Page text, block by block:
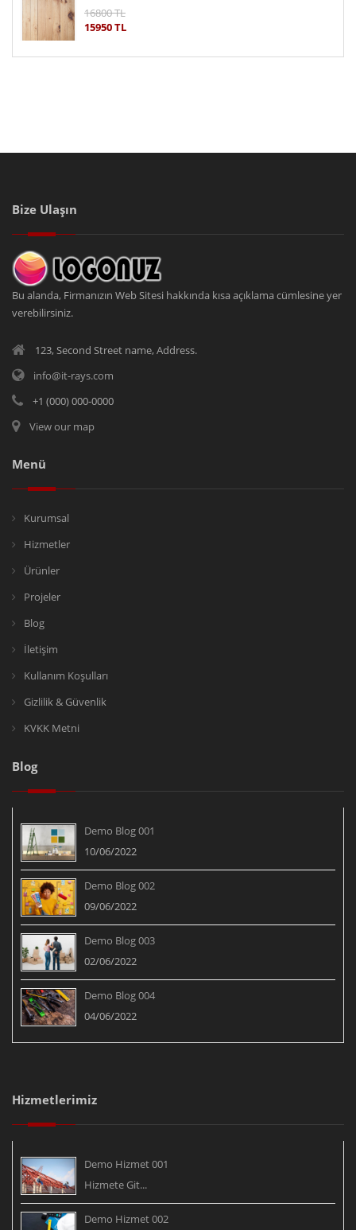
16800 TL
15950 TL
Bize Ulaşın
Bu alanda, Firmanızın Web Sitesi hakkında kısa açıklama cümlesine yer
verebilirsiniz.
123, Second Street name, Address.
info@it-rays.com
+1 (000) 000-0000
View our map
Menü
Kurumsal
Hizmetler
Ürünler
Projeler
Blog
İletişim
Kullanım Koşulları
Gizlilik & Güvenlik
KVKK Metni
Blog
Demo Blog 001
10/06/2022
Demo Blog 002
09/06/2022
Demo Blog 003
02/06/2022
Demo Blog 004
04/06/2022
Hizmetlerimiz
Demo Hizmet 001
Hizmete Git...
Demo Hizmet 002